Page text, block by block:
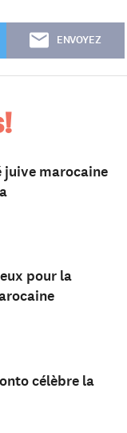
ENVOYEZ
juive marocaine
pour la
célèbre la